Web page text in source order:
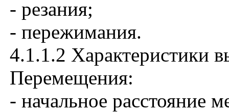
- резания;
- пережимания.
4.1.1.2 Характеристики
Перемещения:
- начальное расстояние